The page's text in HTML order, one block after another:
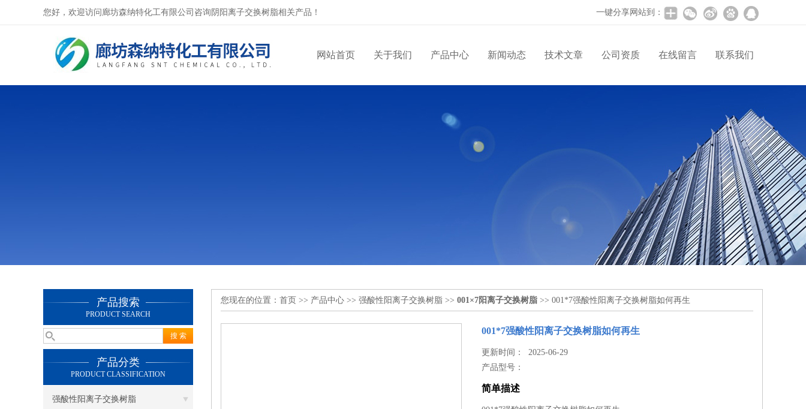
您好，欢迎访问廊坊森纳特化工有限公司咨询阴阳离子交换树脂相关产品！ 一键分享网站到：
网站首页 关于我们 产品中心 新闻动态 技术文章 公司资质 在线留言 联系我们
产品搜索
PRODUCT SEARCH
产品分类
PRODUCT CLASSIFICATION
强酸性阳离子交换树脂
您现在的位置： 首页 >> 产品中心 >> 强酸性阳离子交换树脂 >> 001×7阳离子交换树脂 >> 001*7强酸性阳离子交换树脂如何再生
001*7强酸性阳离子交换树脂如何再生
更新时间： 2025-06-29
产品型号：
简单描述